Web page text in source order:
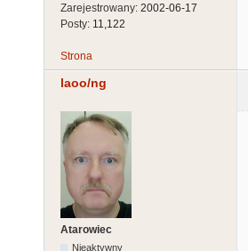
Zarejestrowany: 2002-06-17
Posty: 11,122
Strona
laoo/ng
Atarowiec
Nieaktywny